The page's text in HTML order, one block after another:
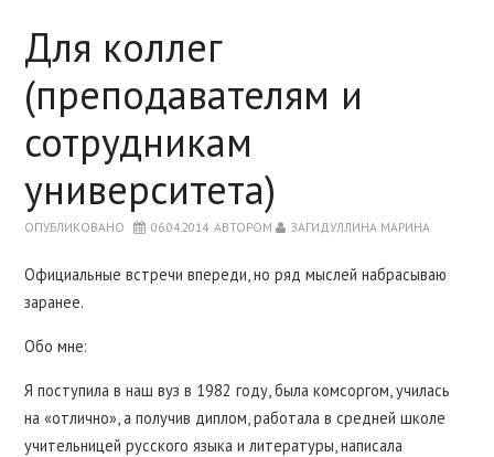
ПРО МЕНЯ
ДИССЕРТАЦИЯ
СТУДЕНТАМ
Для коллег
(преподавателям и
сотрудникам
университета)
ОПУБЛИКОВАНО 06.04.2014 АВТОРОМ ЗАГИДУЛЛИНА МАРИНА
Официальные встречи впереди, но ряд мыслей набрасываю
заранее.
Обо мне:
Я поступила в наш вуз в 1982 году, была комсоргом, училась
на «отлично», а получив диплом, работала в средней школе
учительницей русского языка и литературы, написала